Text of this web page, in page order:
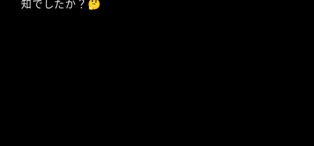
知でしたか？🤔